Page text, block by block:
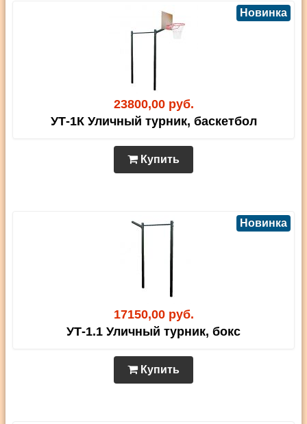
23800,00 руб.
Новинка
УТ-1К Уличный турник, баскетбол
Купить
17150,00 руб.
Новинка
УТ-1.1 Уличный турник, бокс
Купить